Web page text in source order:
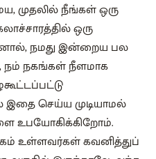
முதலில் நீங்கள் ஒரு
ஒரு
நமது இன்றைய பல
நம் நகங்கள் நீளமாக
இதை செய்ய முடியாமல்
உபயோகிக்கிறோம்.
உள்ளவர்கள் கவனித்துப்